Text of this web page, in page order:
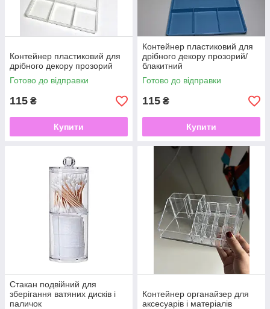
Контейнер пластиковий для
дрібного декору прозорий
Готово до відправки
115 ₴
Купити
Контейнер пластиковий для
дрібного декору прозорий/
блакитний
Готово до відправки
115 ₴
Купити
Стакан подвійний для
зберігання ватяних дисків і
паличок
Контейнер органайзер для
аксесуарів і матеріалів